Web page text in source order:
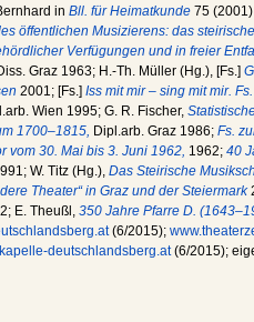
in Bll. für Heimatkunde 75
öffentlichen Musizierens: das
Verfügungen und in freier
Graz 1963; H.-Th. Müller (Hg.), [Fs.]
2001; [Fs.] Iss mit mir – sing mit mir.
Wien 1995; G. R. Fischer,
1700–1815, Dipl.arb. Graz 1986; Fs.
vom 30. Mai bis 3. Juni 1962, 1962; 40
W. Titz (Hg.), Das Steirische
Theater“ in Graz und der Steiermark
E. Theußl, 350 Jahre Pfarre D.
(6/2015);
deutschlandsberg.at(6/2015);